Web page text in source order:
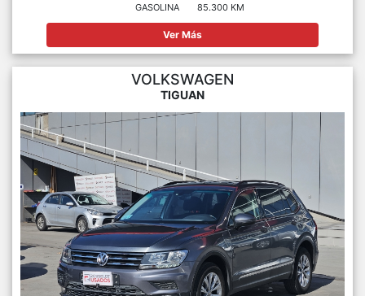
GASOLINA
85.300 KM
Ver Más
VOLKSWAGEN
TIGUAN